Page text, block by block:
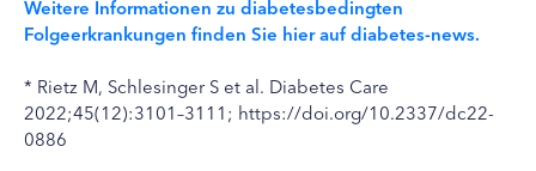
Weitere Informationen zu diabetesbedingten
Folgeerkrankungen finden Sie hier auf diabetes-news.
* Rietz M, Schlesinger S et al. Diabetes Care
2022;45(12):3101–3111; https://doi.org/10.2337/dc22-
0886